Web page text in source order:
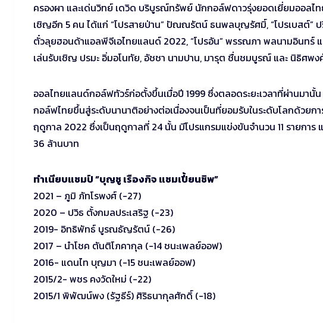
ครองผา และเด่นวิทย์ เดวิด บริบูรณ์ทรัพย์ นักกอล์ฟดาวรุ่งยอดเยี่ยมออ
เชิญอีก 5 คน ได้แก่ “โปรสายป่าน” ปัณณรัตน์ ธนพลบุญรัศมิ์, “โปรเบสต์”
ตั๋วลุยฮอนด้าแอลพีจีเอไทยแลนด์ 2022, “โปรอัน” พรรณภา พลนามอินทร์
เล่นรับเชิญ ปรมะ อิ่มอโนทัย, อัชชา นามปาน, มารุต ชื่นชมบูรณ์ และ นิธิศพ
ออลไทยแลนด์กอล์ฟทัวร์ก่อตั้งขึ้นเมื่อปี 1999 ซึ่งตลอดระยะเวลาที่ผ่านมา
กอล์ฟไทยขึ้นสู่ระดับนานาติอย่างต่อเนื่องจนเป็นที่ยอมรับในระดับโลกด้วยก
ฤดูกาล 2022 ซึ่งเป็นฤดูกาลที่ 24 นั้น มีโปรแกรมแข่งขันจำนวน 11 รายการ
36 ล้านบาท
ทำเนียบแชมป์ “บุญชู เรืองกิจ แชมเปี้ยนชิพ”
2021 – ภูมิ ภัทโรพงศ์ (-27)
2020 – ปวิธ ตั้งกมลประเสริฐ (-23)
2019- อิทธิพัทธ์ บูรณธัญรัตน์ (-26)
2017 – นำโชค ตันติโภคากุล (-14 ชนะเพลย์ออฟ)
2016- แดนไท บุญมา (-15 ชนะเพลย์ออฟ)
2015/2- พชร คงวัดใหม่ (-22)
2015/1 พิพัฒน์พง (รัฐธีร์) ศิริธนากุลศักดิ์ (-18)